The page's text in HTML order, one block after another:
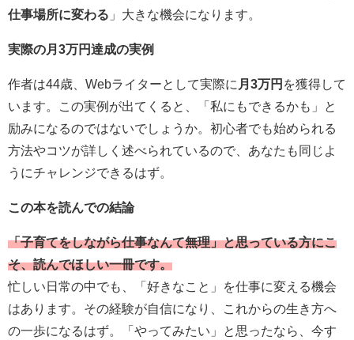
仕事場所に変わる 」大きな機会になります。
実際の月3万円達成の実例
作者は44歳、Webライターとして実際に 月3万円 を獲得して
います。この実例が出てくると、「私にもできるかも」と
励みになるのではないでしょうか。初心者でも始められる
方法やコツが詳しく述べられているので、あなたも同じよ
うにチャレンジできるはず。
この本を読んでの結論
「子育てをしながら仕事なんて無理」と思っている方にこ
そ、読んでほしい一冊です。
忙しい日常の中でも、「好きなこと」を仕事に変える機会
はあります。その経験が自信になり、これからの生き方へ
の一歩になるはず。「やってみたい」と思ったなら、今す